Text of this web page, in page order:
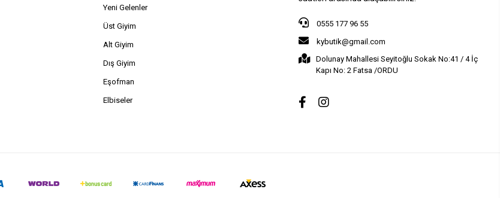
Yeni Gelenler
Üst Giyim
Alt Giyim
Dış Giyim
Eşofman
Elbiseler
0555 177 96 55
kybutik@gmail.com
Dolunay Mahallesi Seyitoğlu Sokak No:41 / 4 İç
Kapı No: 2 Fatsa /ORDU